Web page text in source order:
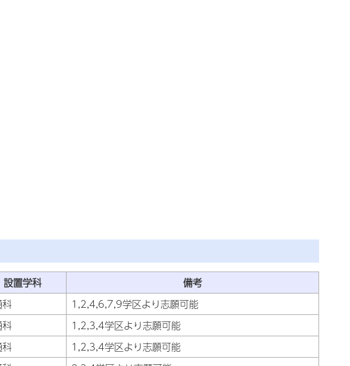
設置学科
備考
1,2,4,6,7,9学区より志願可能
1,2,3,4学区より志願可能
1,2,3,4学区より志願可能